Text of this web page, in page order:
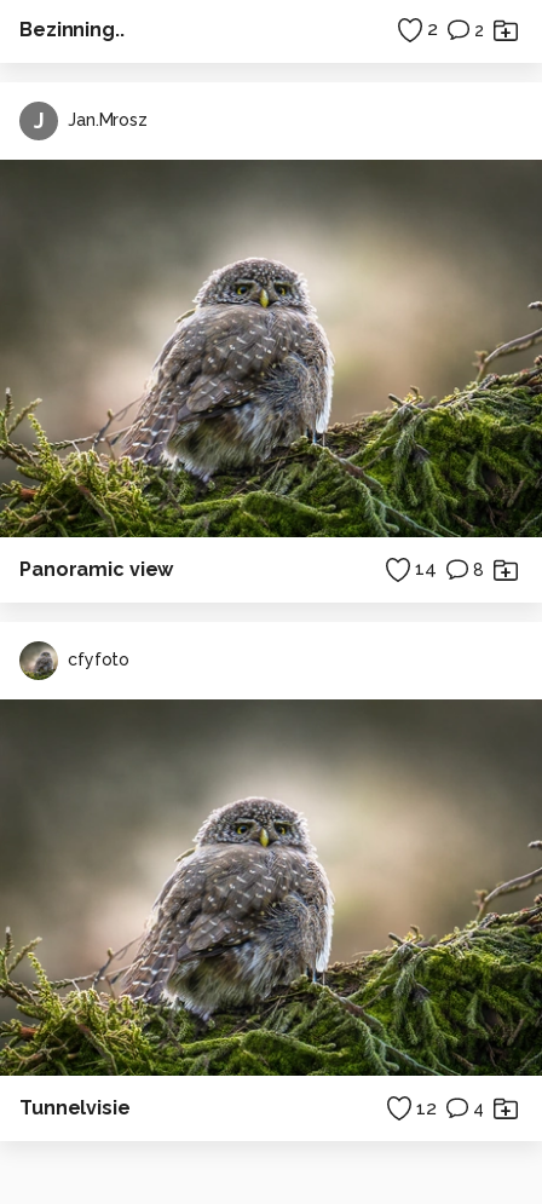
Bezinning.. 2 2
J Jan.Mrosz
Panoramic view 14 8
cfyfoto
Tunnelvisie 12 4